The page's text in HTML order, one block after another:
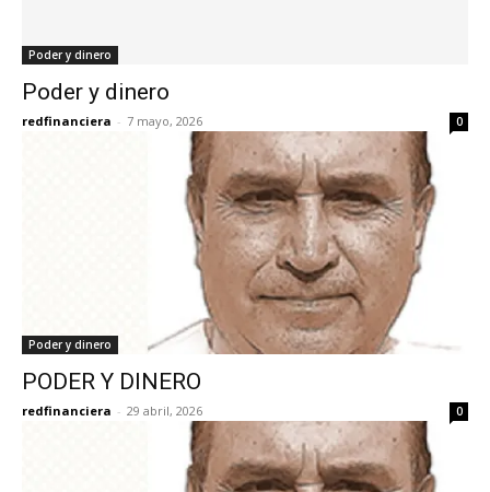
Poder y dinero
Poder y dinero
redfinanciera - 7 mayo, 2026 0
Poder y dinero
PODER Y DINERO
redfinanciera - 29 abril, 2026 0